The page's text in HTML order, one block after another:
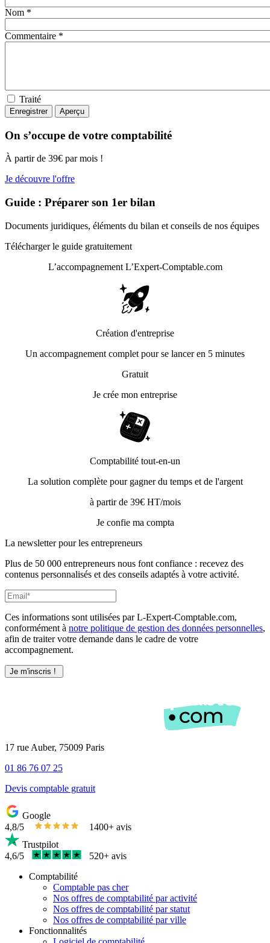
Nom *
Commentaire *
Traité
On s’occupe de votre comptabilité
À partir de 39€ par mois !
Je découvre l'offre
Guide : Préparer son 1er bilan
Documents juridiques, éléments du bilan et conseils de nos équipes
Télécharger le guide gratuitement
L’accompagnement L’Expert-Comptable.com
Création d'entreprise
Un accompagnement complet pour se lancer en 5 minutes
Gratuit
Je crée mon entreprise
Comptabilité tout-en-un
La solution complète pour gagner du temps et de l'argent
à partir de 39€ HT/mois
Je confie ma compta
La newsletter pour les entrepreneurs
Plus de 50 000 entrepreneurs nous font confiance : recevez des
contenus personnalisés et des conseils adaptés à votre activité.
Ces informations sont utilisées par L-Expert-Comptable.com,
conformément à notre politique de gestion des données personnelles,
afin de traiter votre demande dans le cadre de votre
accompagnement.
17 rue Auber, 75009 Paris
01 86 76 07 25
Devis comptable gratuit
Google
4,8/5
1400+ avis
Trustpilot
4,6/5
520+ avis
Comptabilité
Comptable pas cher
Nos offres de comptabilité par activité
Nos offres de comptabilité par statut
Nos offres de comptabilité par ville
Fonctionnalités